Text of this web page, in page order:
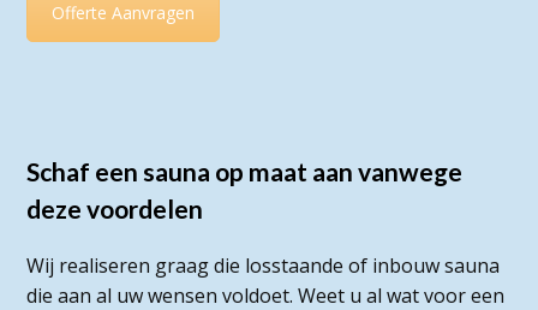
Offerte Aanvragen
Schaf een sauna op maat aan vanwege
deze voordelen
Wij realiseren graag die losstaande of inbouw sauna
die aan al uw wensen voldoet. Weet u al wat voor een